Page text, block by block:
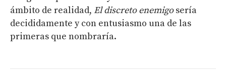
ámbito de realidad, El discreto enemigosería
decididamente y con entusiasmo una de las
primeras que nombraría.